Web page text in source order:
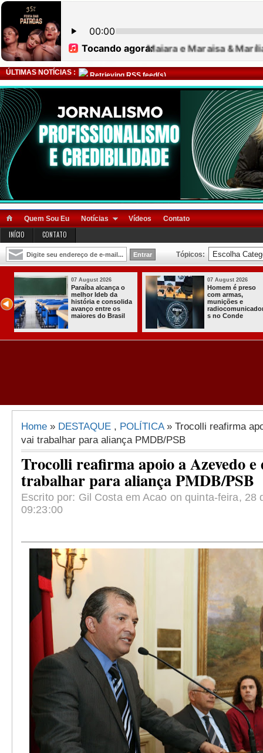
ÚLTIMAS NOTÍCIAS : Retrieving RSS feed(s)
Quem Sou Eu Notícias Vídeos Contato
INÍCIO CONTATO
Tópicos:
07 August 2026
Homem é preso
com armas,
munições e
radiocomunicadore
s no Conde
03 August 2026
Itabaiana
a primeira
Comunitária
Solidária a
Comunidade
Home » DESTAQUE , POLÍTICA» Trocolli reafirma
vai trabalhar para aliança PMDB/PSB
Trocolli reafirma apoio a Azevedo e
trabalhar para aliança PMDB/PSB
Escrito por: Gil Costa em Acao on quinta-feira, 28
09:23:00